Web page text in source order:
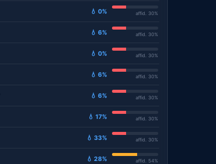
💧 0% affid. 30%
💧 6% affid. 30%
💧 0% affid. 30%
💧 6% affid. 30%
💧 6% affid. 30%
💧 17% affid. 30%
💧 33% affid. 30%
💧 28% affid. 54%